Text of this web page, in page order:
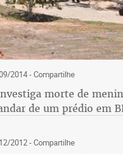
2014- Compartilhe
morte de
de um prédio em
2012- Compartilhe